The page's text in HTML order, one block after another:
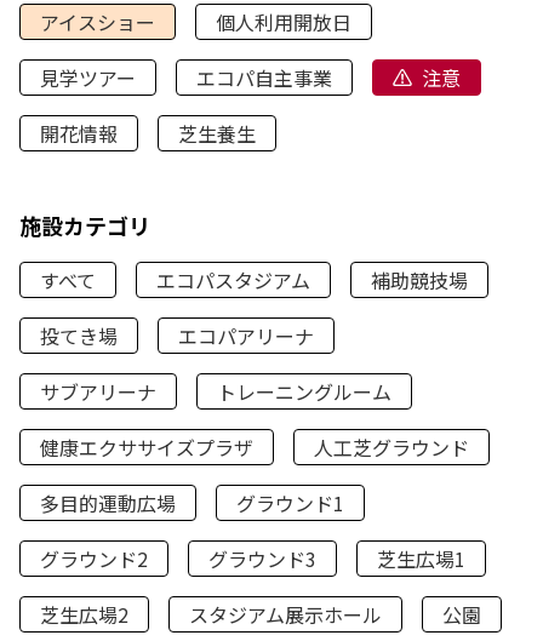
アイスショー
個人利用開放日
見学ツアー
エコパ自主事業
注意
開花情報
芝生養生
施設カテゴリ
すべて エコパスタジアム
補助競技場
投てき場
エコパアリーナ
サブアリーナ
トレーニングルーム
健康エクササイズプラザ
人工芝グラウンド
多目的運動広場
グラウンド1
グラウンド2
グラウンド3
芝生広場1
芝生広場2
スタジアム展示ホール
公園